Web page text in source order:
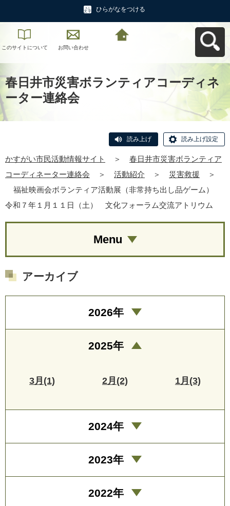
ひらがなをつける
このサイトについて お問い合わせ
春日井市災害ボランティアコーディネ
ーター連絡会
読み上げ 読み上げ設定
かすがい市民活動情報サイト ＞
春日井市災害ボランティア
コーディネーター連絡会
＞ 活動紹介 ＞ 災害救援
＞
福祉映画会ボランティア活動展（非常持ち出し品ゲーム）
令和７年１月１１日（土） 文化フォーラム交流アトリウム
Menu
アーカイブ
2026年
2025年
3月(1) 2月(2) 1月(3)
2024年
2023年
2022年